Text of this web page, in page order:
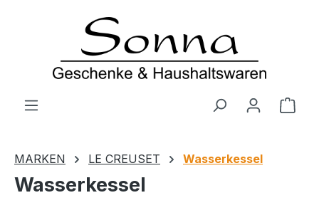
Zum Hauptinhalt springen
MARKEN LE CREUSET Wasserkessel
Wasserkessel